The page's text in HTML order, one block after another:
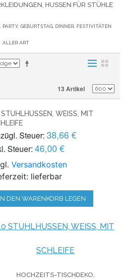
HUSSEN FÜR STÜHLE
GEBURTSTAG, DINNER, FESTIVITÄTEN
ALLER ART
13 Artikel
WEISS, MIT S
Steuer: 38,66 €
Steuer: 46,00 €
Versandkosten
lieferbar
DEN WARENKORB LEGEN
STUHLHUSSEN, WEISS, MIT S
CHLEIFE
HOCHZEITS-TISCHDEKO,